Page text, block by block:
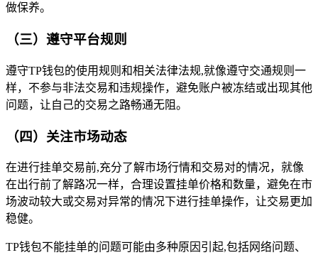
做保养。
（三）遵守平台规则
遵守TP钱包的使用规则和相关法律法规,就像遵守交通规则一
样，不参与非法交易和违规操作，避免账户被冻结或出现其他
问题，让自己的交易之路畅通无阻。
（四）关注市场动态
在进行挂单交易前,充分了解市场行情和交易对的情况，就像
在出行前了解路况一样，合理设置挂单价格和数量，避免在市
场波动较大或交易对异常的情况下进行挂单操作，让交易更加
稳健。
TP钱包不能挂单的问题可能由多种原因引起,包括网络问题、